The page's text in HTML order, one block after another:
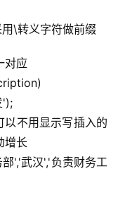
\转义字符做前缀
对应
');
不用显示写插入的
增长
','武汉','负责财务工